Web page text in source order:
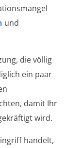
und
die völlig
ein paar
damit Ihr
wird.
handelt,